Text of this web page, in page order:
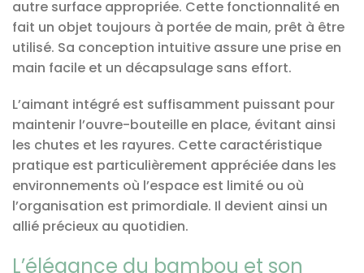
autre surface appropriée. Cette fonctionnalité en
fait un objet toujours à portée de main, prêt à être
utilisé. Sa conception intuitive assure une prise en
main facile et un décapsulage sans effort.
L’aimant intégré est suffisamment puissant pour
maintenir l’ouvre-bouteille en place, évitant ainsi
les chutes et les rayures. Cette caractéristique
pratique est particulièrement appréciée dans les
environnements où l’espace est limité ou où
l’organisation est primordiale. Il devient ainsi un
allié précieux au quotidien.
L’élégance du bambou et son